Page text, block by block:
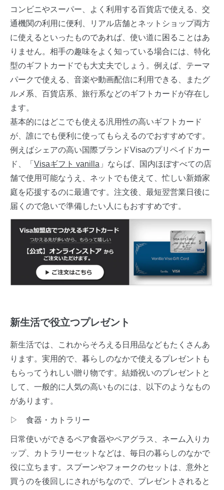
コンビニやスーパー、よく利用する百貨店で使える、交
通機関の利用に便利、リアル店舗とネットショップ両方
に使えるといったものであれば、使い道に困ることはあ
りません。相手の趣味をよく知っている場合には、特化
型のギフトカードでも大丈夫でしょう。例えば、テーマ
パークで使える、音楽や動画配信に利用できる、またグ
ルメ系、百貨店系、旅行系などのギフトカードが存在し
ます。
基本的にはどこでも使える汎用性の高いギフトカード
が、誰にでも便利に使ってもらえるのでおすすめです。
例えばシェアの高い国際ブランドVisaのプリペイドカー
ド、「 Visaギフト vanilla 」ならば、国内ほぼすべての店
舗で使用可能なうえ、ネットでも使えて、忙しい新婚家
庭を応援するのに最適です。注文後、最短翌営業日後に
届くので急いで準備したい人にもおすすめです。
新生活で役立つプレゼント
新生活では、これからそろえる日用品などもたくさんあ
ります。実用的で、暮らしのなかで使えるプレゼントも
もらってうれしい贈り物です。結婚祝いのプレゼントと
して、一般的に人気の高いものには、以下のようなもの
があります。
▷ 食器・カトラリー
日常使いができるペア食器やペアグラス、ネーム入りカ
ップ、カトラリーセットなどは、毎日の暮らしのなかで
役に立ちます。スプーンやフォークのセットは、意外と
買うのを後回しにされがちなので、プレゼントされると